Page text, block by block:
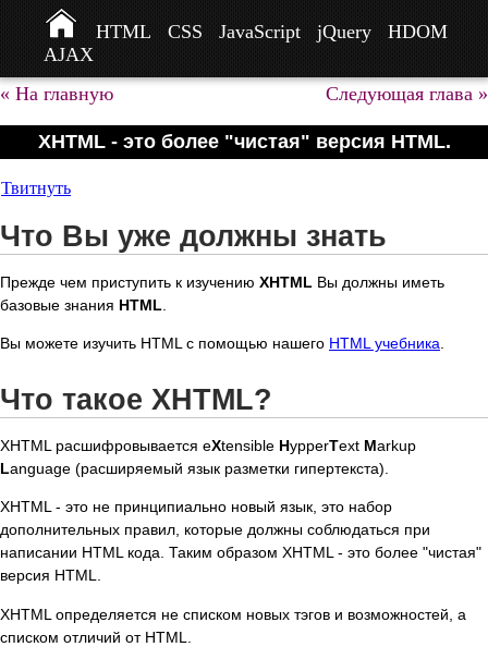
HTML CSS JavaScript jQuery
HDOM
AJAX
« На главную
Следующая глава »
XHTML - это более "чистая" версия HTML.
Твитнуть
Что Вы уже должны знать
Прежде чем приступить к изучению XHTML Вы должны иметь
базовые знания HTML
Вы можете изучить HTML с помощью нашего HTML учебника
Что такое XHTML?
XHTML расшифровывается eXtensible HypperText Markup
Language (расширяемый язык разметки гипертекста).
XHTML - это не принципиально новый язык, это набор
дополнительных правил, которые должны соблюдаться при
написании HTML кода. Таким образом XHTML - это более "чистая"
версия HTML.
XHTML определяется не списком новых тэгов и возможностей, а
списком отличий от HTML.